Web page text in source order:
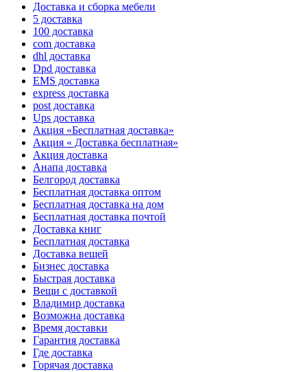
Доставка и сборка мебели
5 доставка
100 доставка
com доставка
dhl доставка
Dpd доставка
EMS доставка
express доставка
post доставка
Ups доставка
Акция «Бесплатная доставка»
Акция « Доставка бесплатная»
Акция доставка
Анапа доставка
Белгород доставка
Бесплатная доставка оптом
Бесплатная доставка на дом
Бесплатная доставка почтой
Доставка книг
Бесплатная доставка
Доставка вещей
Бизнес доставка
Быстрая доставка
Вещи с доставкой
Владимир доставка
Возможна доставка
Время доставки
Гарантия доставка
Где доставка
Горячая доставка